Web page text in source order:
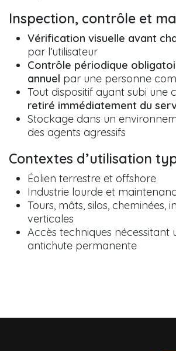
Inspection, contrôle et
Vérification visuelle avant
par l’utilisateur
Contrôle périodique
annuel par une personne
Tout dispositif ayant subi une
retiré immédiatement du
Stockage dans un
des agents agressifs
Contextes d’utilisation
Éolien terrestre et offshore
Industrie lourde et
Tours, mâts, silos, cheminées,
verticales
Accès techniques nécessitant
antichute permanente